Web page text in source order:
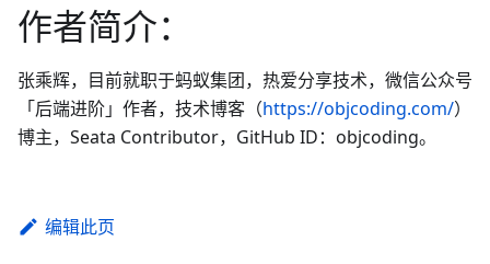
作者简介：
张乘辉，目前就职于蚂蚁集团，热爱分享技术，微信公众号
「后端进阶」作者，技术博客（https://objcoding.com/）
博主，Seata Contributor，GitHub ID：objcoding。
编辑此页